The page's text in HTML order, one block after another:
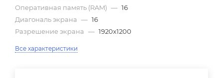
Оперативная память (RAM) — 16
Диагональ экрана — 16
Разрешение экрана — 1920x1200
Все характеристики